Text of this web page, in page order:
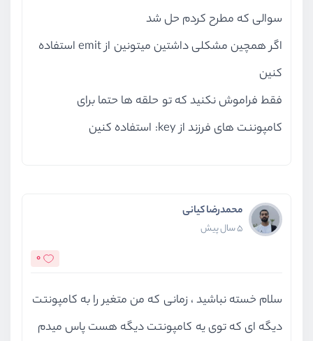
سوالی که مطرح کردم حل شد
اگر همچین مشکلی داشتین میتونین از emit استفاده
کنین
فقط فراموش نکنید که تو حلقه ها حتما برای
کامپوننت های فرزند از key: استفاده کنین
محمدرضا کیانی
5 سال پیش
0
سلام خسته نباشید ، زمانی که من متغیر را به کامپونتت
دیگه ای که توی یه کامپونتت دیگه هست پاس میدم